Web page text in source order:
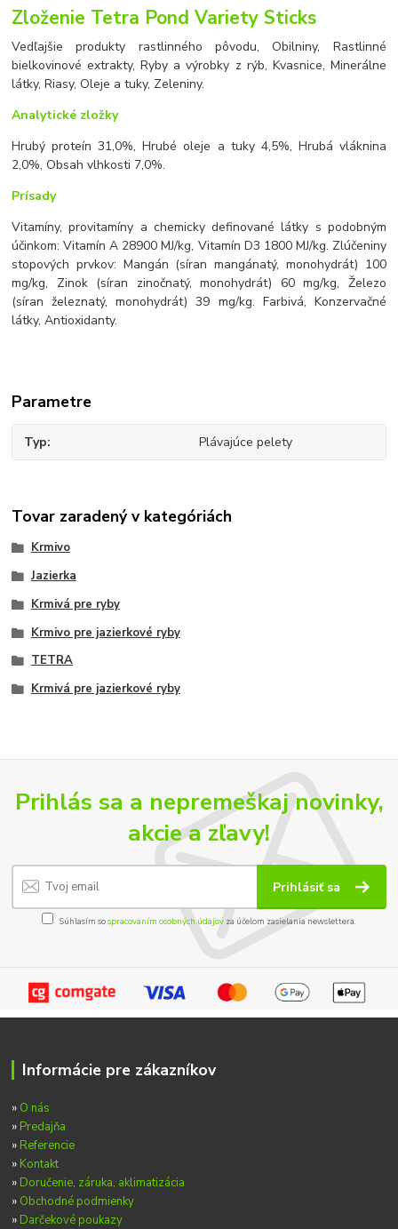
Zloženie Tetra Pond Variety Sticks
Vedľajšie produkty rastlinného pôvodu, Obilniny, Rastlinné
bielkovinové extrakty, Ryby a výrobky z rýb, Kvasnice, Minerálne
látky, Riasy, Oleje a tuky, Zeleniny.
Analytické zložky
Hrubý proteín 31,0%, Hrubé oleje a tuky 4,5%, Hrubá vláknina
2,0%, Obsah vlhkosti 7,0%.
Prísady
Vitamíny, provitamíny a chemicky definované látky s podobným
účinkom: Vitamín A 28900 MJ/kg, Vitamín D3 1800 MJ/kg. Zlúčeniny
stopových prvkov: Mangán (síran mangánatý, monohydrát) 100
mg/kg, Zinok (síran zinočnatý, monohydrát) 60 mg/kg, Železo
(síran železnatý, monohydrát) 39 mg/kg. Farbivá, Konzervačné
látky, Antioxidanty.
Parametre
Typ Plávajúce pelety
Tovar zaradený v kategóriách
Krmivo
Jazierka
Krmivá pre ryby
Krmivo pre jazierkové ryby
TETRA
Krmivá pre jazierkové ryby
Prihlás sa a nepremeškaj novinky,
akcie a zľavy!
Prihlásiť sa
Súhlasím sospracovaním osobných údajov za účelom zasielania newslettera.
Informácie pre zákazníkov
» O nás
» Predajňa
» Referencie
» Kontakt
» Doručenie, záruka, aklimatizácia
» Obchodné podmienky
» Darčekové poukazy